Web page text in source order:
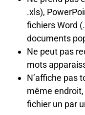
.xls),
fichiers Word
documents
Ne peut pas
mots
N’affiche pas
même
fichier un par